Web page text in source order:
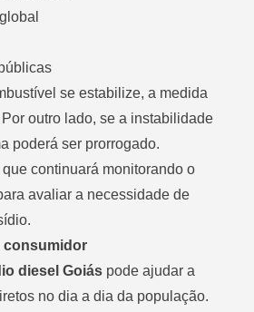
se estabilize, a medida
outro lado, se a instabilidade
poderá ser prorrogado.
continuará monitorando o
avaliar a necessidade de
consumidor
diesel Goiás pode ajudar a
no dia a dia da população.